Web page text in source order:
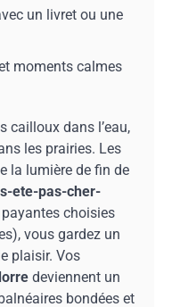
un livret ou une
moments calmes
cailloux dans l’eau,
les prairies. Les
la lumière de fin de
ete-pas-cher-
choisies
vous gardez un
plaisir. Vos
deviennent un
bondées et